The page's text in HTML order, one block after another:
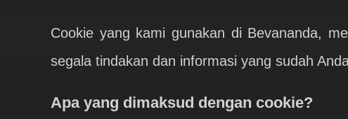
Cookie yang kami gunakan di Bevananda,
segala tindakan dan informasi yang sudah
Apa yang dimaksud dengan cookie?